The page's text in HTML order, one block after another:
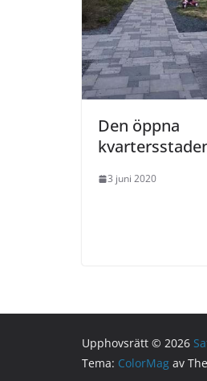
Den öppna
3 juni 2020
Upphovsrätt © 2026
Tema: ColorMag av